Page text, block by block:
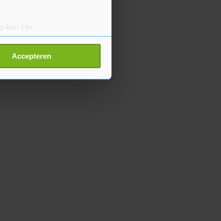
kan zijn
detailgedeelte
cookiepagina kun je
Accepteren